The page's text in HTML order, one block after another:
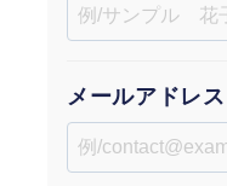
YouTubeディレクター
メールアドレス